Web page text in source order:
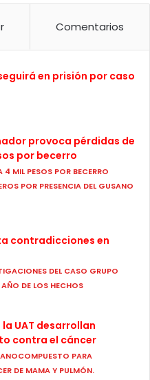
Comentarios
en prisión por caso
provoca pérdidas de
por becerro
4 MIL PESOS POR BECERRO
POR PRESENCIA DEL GUSANO
contradicciones en
DEL CASO GRUPO
DE LOS HECHOS
UAT desarrollan
contra el cáncer
PARA
DE MAMA Y PULMÓN.